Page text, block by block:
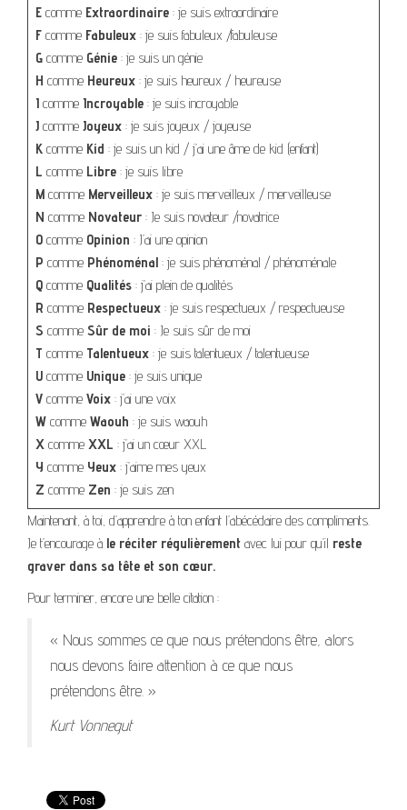
E comme Extraordinaire : je suis extraordinaire
F comme Fabuleux : je suis fabuleux /fabuleuse
G comme Génie : je suis un génie
H comme Heureux : je suis heureux / heureuse
I comme Incroyable : je suis incroyable
J comme Joyeux : je suis joyeux / joyeuse
K comme Kid : je suis un kid / j’ai une âme de kid (enfant)
L comme Libre : je suis libre
M comme Merveilleux : je suis merveilleux / merveilleuse
N comme Novateur : Je suis novateur /novatrice
O comme Opinion : J’ai une opinion
P comme Phénoménal : je suis phénoménal / phénoménale
Q comme Qualités : j’ai plein de qualités
R comme Respectueux : je suis respectueux / respectueuse
S comme Sûr de moi : Je suis sûr de moi
T comme Talentueux : je suis talentueux / talentueuse
U comme Unique : je suis unique
V comme Voix : j’ai une voix
W comme Waouh : je suis waouh
X comme XXL : j’ai un cœur XXL
Y comme Yeux : j’aime mes yeux
Z comme Zen : je suis zen
Maintenant, à toi, d’apprendre à ton enfant l’abécédaire des compliments.
Je t’encourage à le réciter régulièrement avec lui pour qu’il reste
graver dans sa tête et son cœur.
Pour terminer, encore une belle citation :
« Nous sommes ce que nous prétendons être, alors
nous devons faire attention à ce que nous
prétendons être. »
Kurt Vonnegut